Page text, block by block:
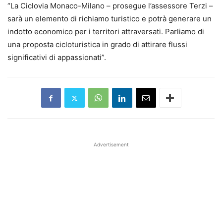
“La Ciclovia Monaco-Milano – prosegue l’assessore Terzi –
sarà un elemento di richiamo turistico e potrà generare un
indotto economico per i territori attraversati. Parliamo di
una proposta cicloturistica in grado di attirare flussi
significativi di appassionati”.
Advertisement